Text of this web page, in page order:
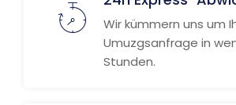
Wir kümmern uns um
Umuzgsanfrage in
Stunden.